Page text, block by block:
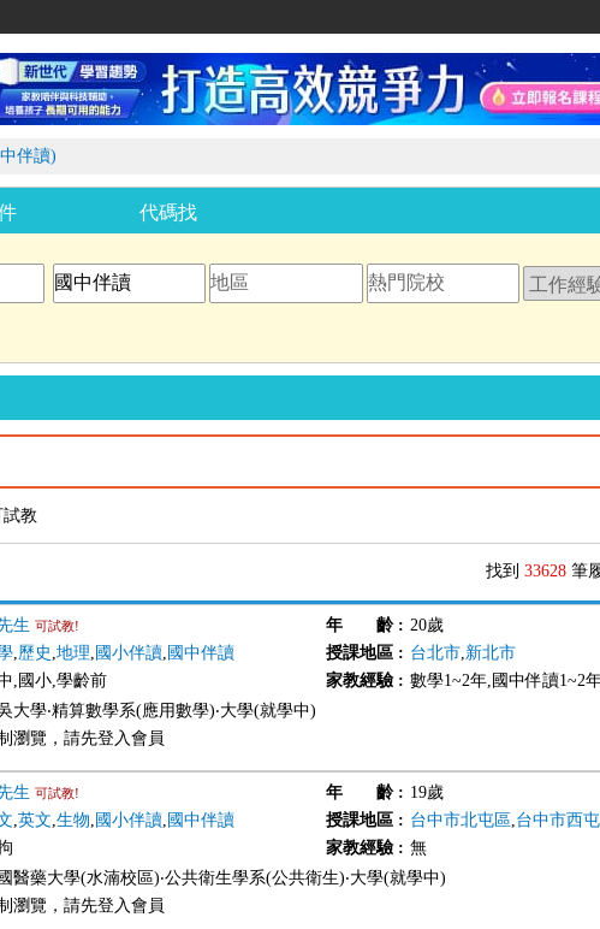
家教網
伴讀)
代碼找
教
找到 33628 筆
生 可試教! 年 齡: 20歲
,歷史 ,地理, 國小伴讀, 國中伴讀 授課地區: 台北市,新北市
,國小,學齡前 家教經驗: 數學1~2年,國中伴讀1~2
大學‧精算數學系(應用數學)‧大學(就學中)
瀏覽，請先登入會員
生 可試教! 年 齡: 19歲
,英文,生物, 國小伴讀, 國中伴讀 授課地區: 台中市北屯區,台中市西
家教經驗: 無
醫藥大學(水湳校區)‧公共衛生學系(公共衛生)‧大學(就學中)
瀏覽，請先登入會員